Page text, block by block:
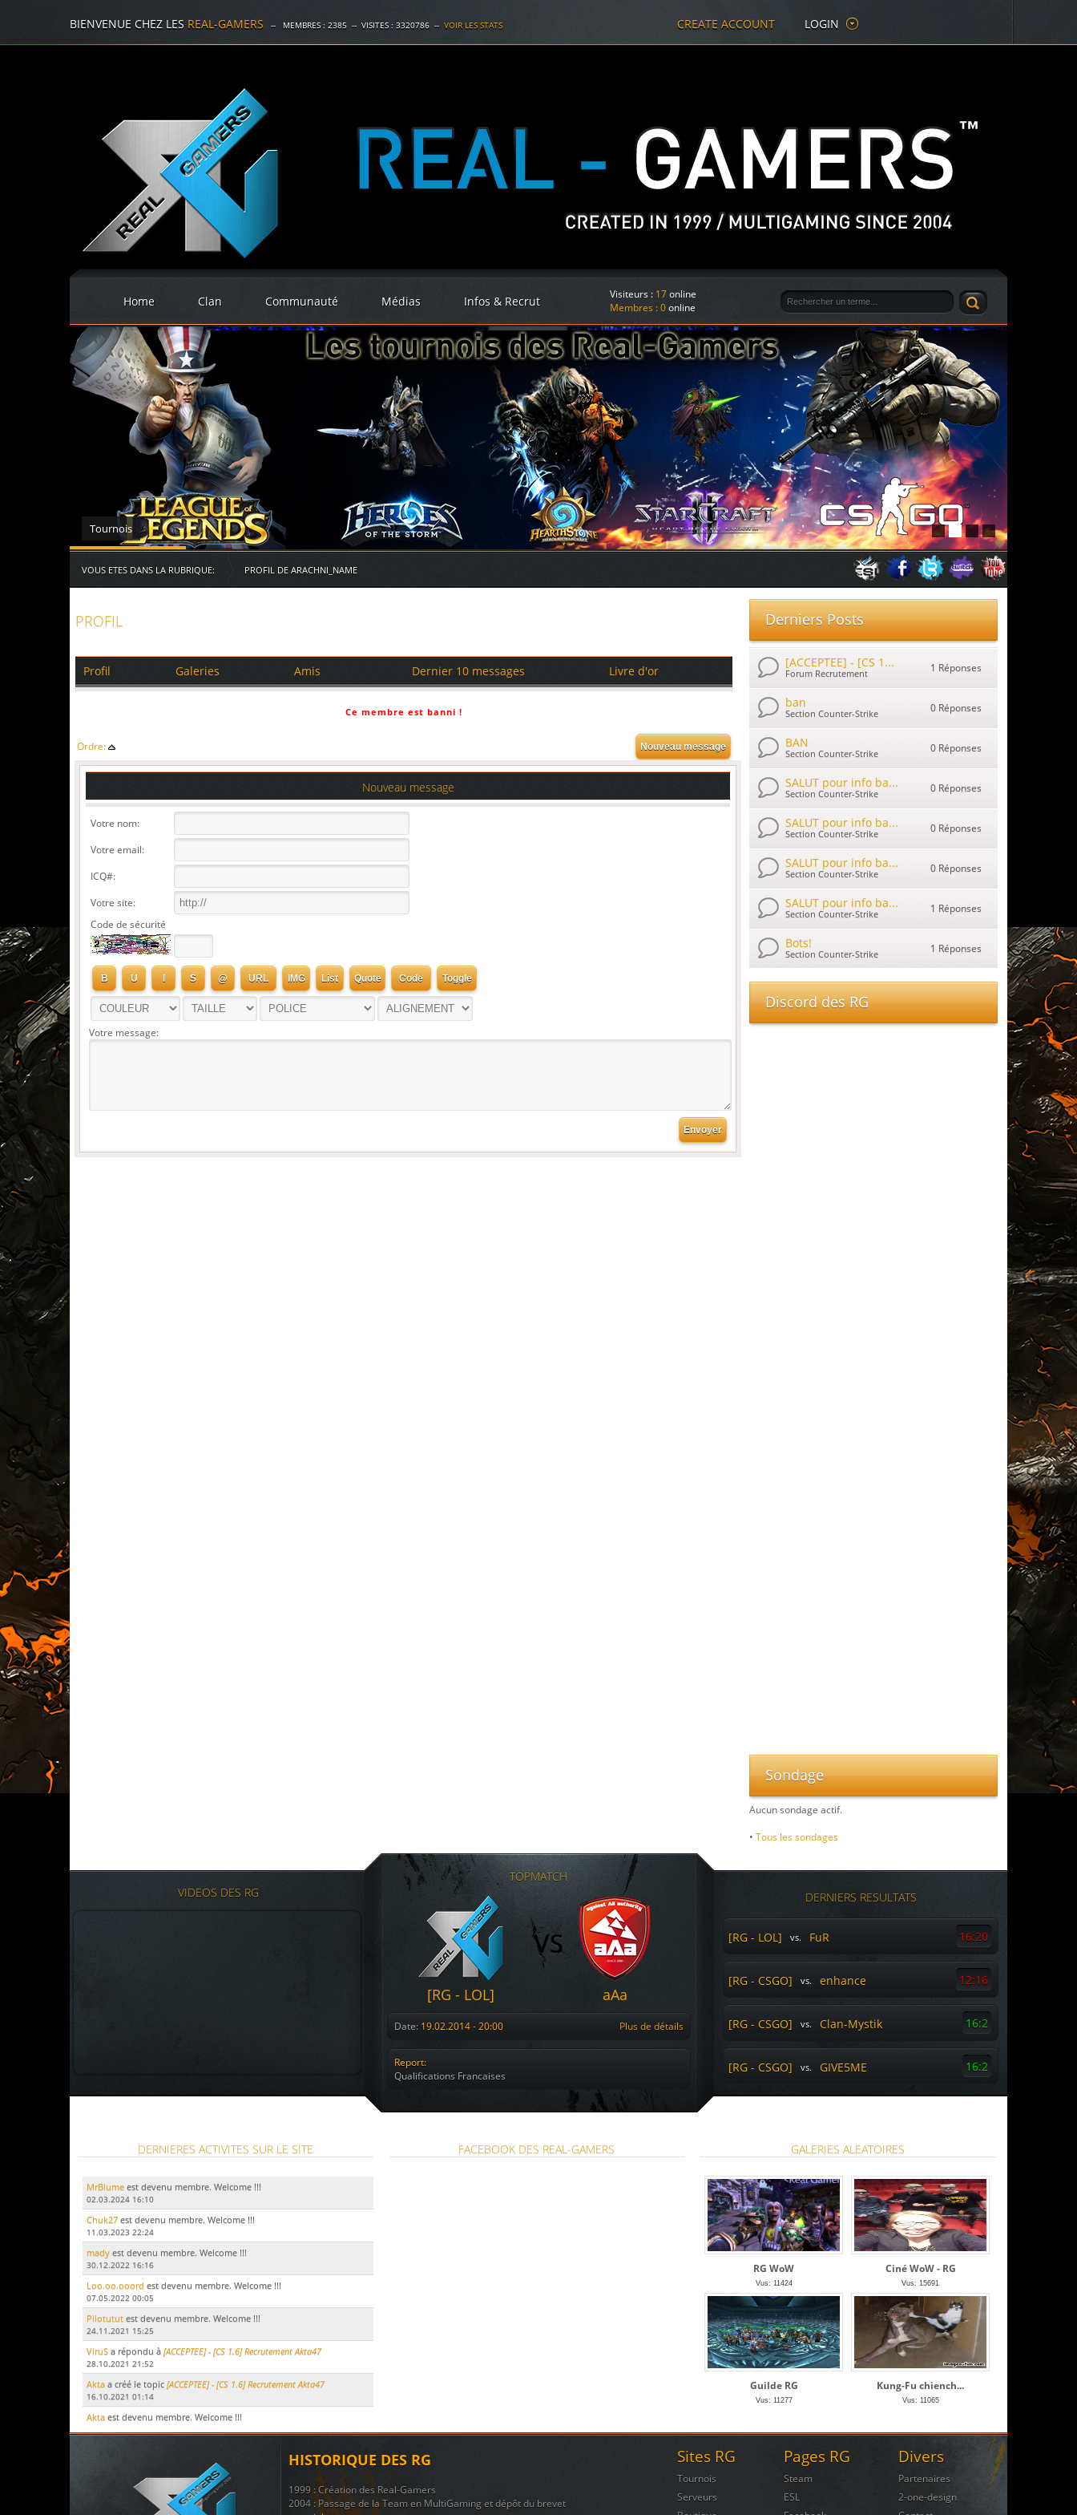
BIENVENUE CHEZ LES REAL-GAMERS -- MEMBRES : 2385 -- VISITES : 3320786 -- VOIR LES STATS CREATE ACCOUNT LOGIN
Home Clan Communauté Médias Infos & Recrut Visiteurs : 17online
Membres :0online
Serveurs des RG
VOUS ETES DANS LA RUBRIQUE: PROFIL DE ARACHNI_NAME
PROFIL
Profil Galeries Amis Dernier 10 messages Livre d'or
Ce membre est banni !
Ordre:
Nouveau message
Votre nom:
Votre email:
ICQ#:
Votre site:
Code de sécurité
Votre message:
Derniers Posts
[ACCEPTEE] - [CS 1...
Forum Recrutement 1 Réponses
ban
Section Counter-Strike 0 Réponses
BAN
Section Counter-Strike 0 Réponses
SALUT pour info ba...
Section Counter-Strike 0 Réponses
SALUT pour info ba...
Section Counter-Strike 0 Réponses
SALUT pour info ba...
Section Counter-Strike 0 Réponses
SALUT pour info ba...
Section Counter-Strike 1 Réponses
Bots!
Section Counter-Strike 1 Réponses
Discord des RG
Sondage
Aucun sondage actif.
• Tous les sondages
VIDEOS DES RG
TOPMATCH
[RG - LOL] aAa
Date:19.02.2014 - 20:00 Plus de détails
Report:
Qualifications Francaises
DERNIERS RESULTATS
[RG - LOL] vs. FuR 16:20
[RG - CSGO] vs. enhance 12:16
[RG - CSGO] vs. Clan-Mystik 16:2
[RG - CSGO] vs. GIVE5ME 16:2
DERNIERES ACTIVITES SUR LE SITE
MrBlume est devenu membre. Welcome !!!
02.03.2024 16:10
Chuk27 est devenu membre. Welcome !!!
11.03.2023 22:24
mady est devenu membre. Welcome !!!
30.12.2022 16:16
Loo.oo.ooord est devenu membre. Welcome !!!
07.05.2022 00:05
Pilotutut est devenu membre. Welcome !!!
24.11.2021 15:25
ViruS a répondu à [ACCEPTEE] - [CS 1.6] Recrutement Akta47
28.10.2021 21:52
Akta a créé le topic [ACCEPTEE] - [CS 1.6] Recrutement Akta47
16.10.2021 01:14
Akta est devenu membre. Welcome !!!
Le Marsouina créé le topicban
17.11.2020 21:51
FACEBOOK DES REAL-GAMERS GALERIES ALEATOIRES
RG WoW
Vus: 11424
Ciné WoW - RG
Vus: 15691
Guilde RG
Vus: 11277
Kung-Fu chiench...
Vus: 11065
HISTORIQUE DES RG
1999 : Création des Real-Gamers
2004 : Passage de la Team en MultiGaming et dépôt du brevet
Sites RG
Tournois
Serveurs
Pages RG
Steam
ESL
Divers
Partenaires
2-one-design